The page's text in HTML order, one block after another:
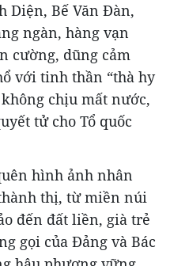
Diện, Bế Văn Đàn,
ngàn, hàng vạn
cường, dũng cảm
với tinh thần “thà hy
chịu mất nước,
tử cho Tổ quốc
hình ảnh nhân
thị, từ miền núi
đến đất liền, già trẻ
gọi của Đảng và Bác